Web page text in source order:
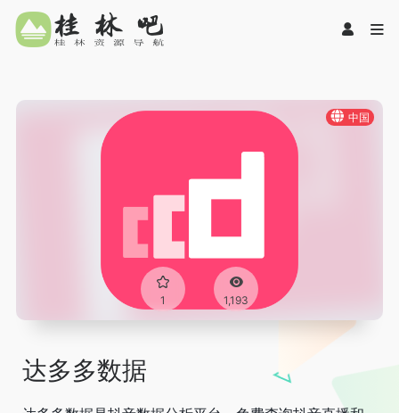
中国
1 1,193
达多多数据